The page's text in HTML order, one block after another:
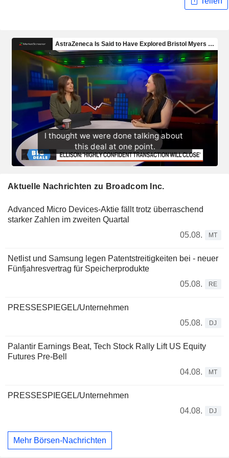
Aktuelle Nachrichten zu Broadcom Inc.
Advanced Micro Devices-Aktie fällt trotz überraschend
starker Zahlen im zweiten Quartal
05.08.
MT
Netlist und Samsung legen Patentstreitigkeiten bei - neuer
Fünfjahresvertrag für Speicherprodukte
05.08.
RE
PRESSESPIEGEL/Unternehmen
05.08.
DJ
Palantir Earnings Beat, Tech Stock Rally Lift US Equity
Futures Pre-Bell
04.08.
MT
PRESSESPIEGEL/Unternehmen
04.08.
DJ
Mehr Börsen-Nachrichten